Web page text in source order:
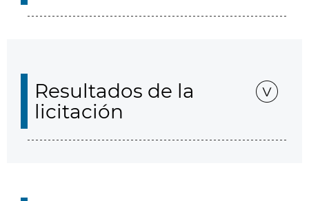
Resultados de la
licitación